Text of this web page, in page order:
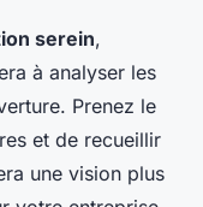
serein,
à analyser les
Prenez le
et de recueillir
une vision plus